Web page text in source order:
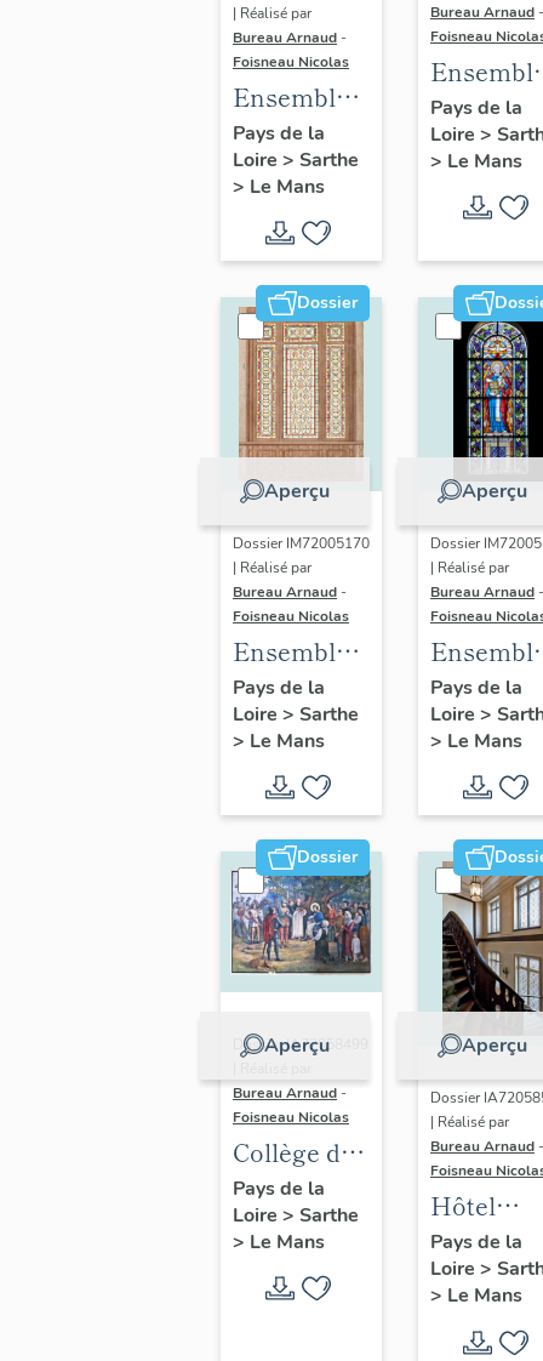
| Réalisé par
Bureau Arnaud -
Foisneau Nicolas
Ensemble
des 9
verrières
du siège
social de la
Société
Chappée et
fils - 102 rue
Gambetta,
Le Mans
Pays de la
Loire > Sarthe
> Le Mans
Bureau Arnaud -
Foisneau
des
verrières
de la
maison
Le Mans
Pays de la
Loire >
> Le Mans
Dossier
Aperçu
Dossier IM72005170
| Réalisé par
Bureau Arnaud -
Foisneau Nicolas
Ensemble
de 3
verrières
géométriques
- Maison
Térouanne,
Le Mans
Pays de la
Loire > Sarthe
> Le Mans
Aperçu
Dossier
| Réalisé par
Bureau Arnaud -
Foisneau
de 6
verrières
Saint
Pierre,
saint
Julien,
sainte
Jeanne
d'Arc,
sainte
Thérèse
l'Enfant
Jésus,
armoiries
(baies 1
-
Saint-
Louis, Le
Mans
Pays de la
Loire >
> Le Mans
Dossier
Aperçu
Dossier IA72058499
Bureau Arnaud -
Foisneau Nicolas
Collège dit
pension
Fouqué
puis
institution
Pays de la
Loire > Sarthe
> Le Mans
Aperçu
Dossier
| Réalisé par
Bureau Arnaud -
Foisneau
Hôtel
Singher,
puis
Pays de la
Loire >
> Le Mans